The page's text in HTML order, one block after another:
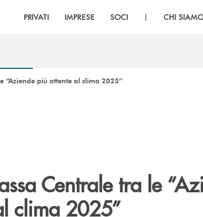
PRIVATI IMPRESE SOCI | CHI
“Aziende più attente al clima 2025”
Centrale tra le
clima 2025”